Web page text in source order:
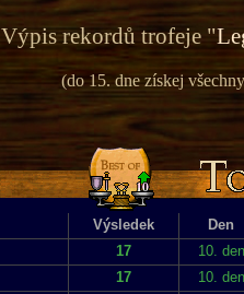
Výpis rekordů trofeje "
(do 15. dne získej
Výsledek
Den
17
10. den
17
10. den